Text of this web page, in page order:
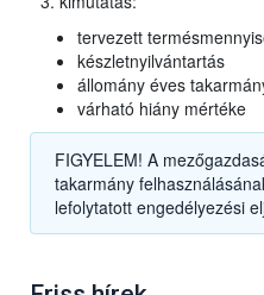
tervezett
készletnyilvántartás
állomány éves
várható hiány mértéke
FIGYELEM! A
takarmány
lefolytatott engedélyezési